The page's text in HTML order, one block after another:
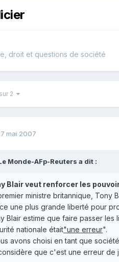
droit et questions de société
2
mai 2007
Monde-AFp-Reuters a dit :
Blair veut renforcer les
ministre britannique, Tony
une plus grande liberté pour
Blair estime que faire passer
nationale était"une erreur".
avons choisi en tant que
que c'est une erreur de